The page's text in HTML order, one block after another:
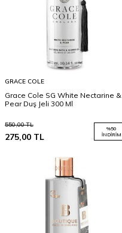
GRACE COLE
Grace Cole SG White Nectarine &
Pear Duş Jeli 300 Ml
550,00TL
275,00 TL
%50
İNDIRIM